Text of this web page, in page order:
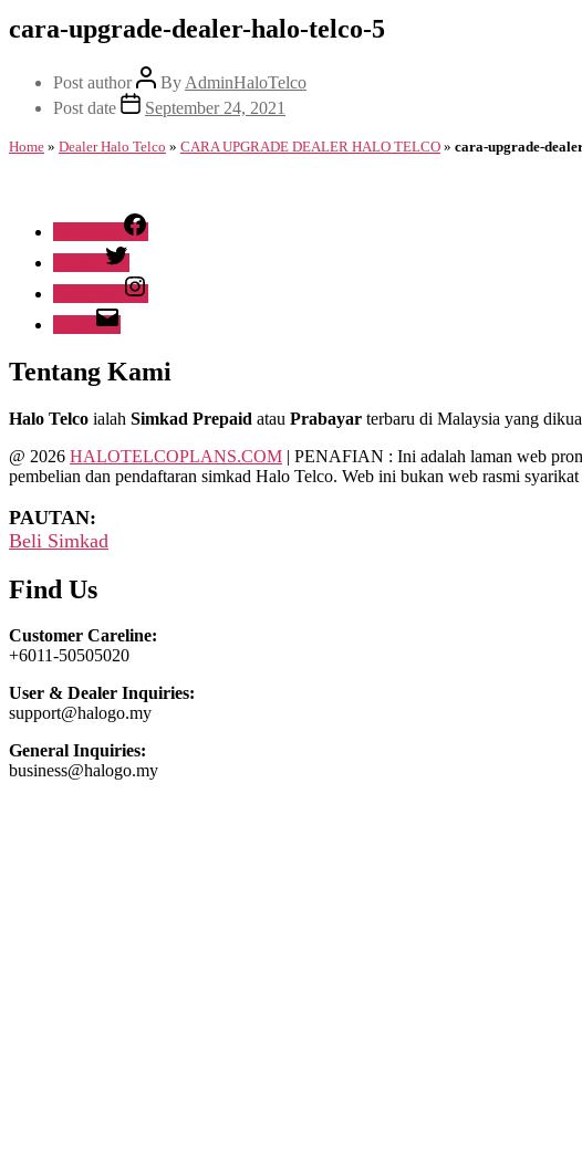
cara-upgrade-dealer-halo-telco-5
Post author By AdminHaloTelco
Post date
September 24, 2021
Home » Dealer Halo Telco » CARA UPGRADE DEALER HALO TELCO » cara-upgrade-
Tentang Kami
Halo Telco ialah Simkad Prepaid atau Prabayar terbaru di Malaysia yang
@ 2026 HALOTELCOPLANS.COM | PENAFIAN : Ini adalah laman web
pembelian dan pendaftaran simkad Halo Telco. Web ini bukan web rasmi
PAUTAN:
Beli Simkad
Find Us
Customer Careline:
+6011-50505020
User & Dealer Inquiries:
support@halogo.my
General Inquiries:
business@halogo.my